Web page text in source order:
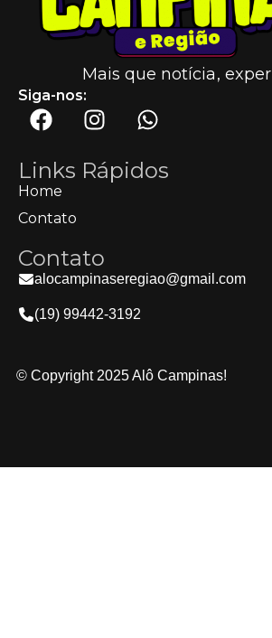
Mais que notícia,
Siga-nos:
Links Rápidos
Home
Contato
Contato
alocampinaseregiao@gmail.com
(19) 99442-3192
© Copyright 2025 Alô Campinas!